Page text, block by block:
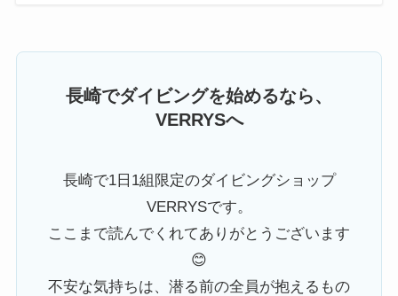
長崎でダイビングを始めるなら、
VERRYSへ
長崎で1日1組限定のダイビングショップ
VERRYSです。
ここまで読んでくれてありがとうございます
😊
不安な気持ちは、潜る前の全員が抱えるもの